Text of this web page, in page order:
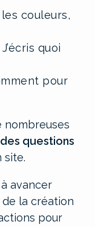
couleurs,
quoi
pour
nombreuses
questions
site.
à avancer
la création
pour